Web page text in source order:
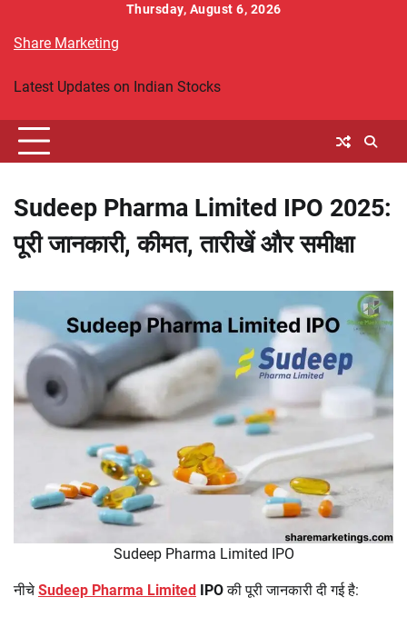
content
Thursday, August 6, 2026
Share Marketing
Latest Updates on Indian Stocks
Sudeep Pharma Limited IPO 2025:
पूरी जानकारी, कीमत, तारीखें और समीक्षा
Sudeep Pharma Limited IPO
नीचे Sudeep Pharma Limited IPOकी पूरी जानकारी दी गई है: